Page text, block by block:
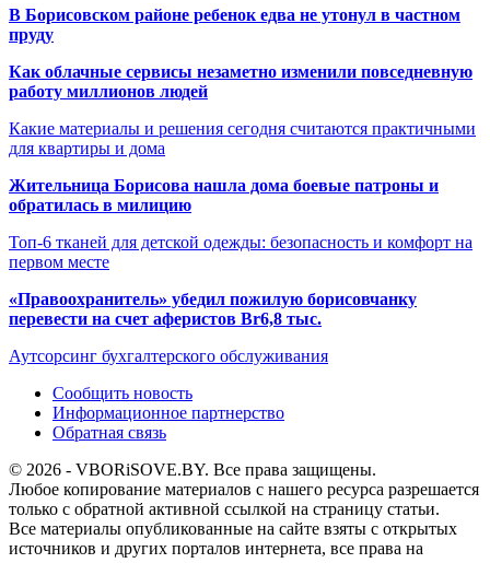
В Борисовском районе ребенок едва не утонул в частном
пруду
Как облачные сервисы незаметно изменили повседневную
работу миллионов людей
Какие материалы и решения сегодня считаются практичными
для квартиры и дома
Жительница Борисова нашла дома боевые патроны и
обратилась в милицию
Топ-6 тканей для детской одежды: безопасность и комфорт на
первом месте
«Правоохранитель» убедил пожилую борисовчанку
перевести на счет аферистов Br6,8 тыс.
Аутсорсинг бухгалтерского обслуживания
Сообщить новость
Информационное партнерство
Обратная связь
© 2026 - VBORiSOVE.BY. Все права защищены.
Любое копирование материалов с нашего ресурса разрешается
только с обратной активной ссылкой на страницу статьи.
Все материалы опубликованные на сайте взяты с открытых
источников и других порталов интернета, все права на